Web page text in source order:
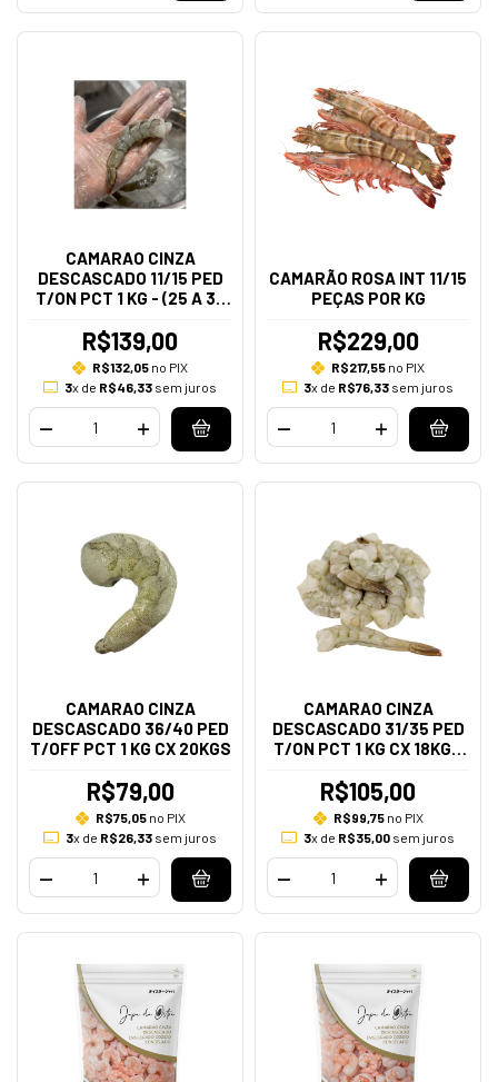
CAMARAO CINZA
DESCASCADO 11/15 PED
T/ON PCT 1 KG - (25 A 35
R$139,00
R$132,05 no PIX
3x de R$46,33 sem juros
CAMARÃO ROSA INT 11/15
PEÇAS POR KG
R$229,00
R$217,55 no PIX
3x de R$76,33 sem juros
CAMARAO CINZA
DESCASCADO 36/40 PED
T/OFF PCT 1 KG CX 20KGS
R$79,00
R$75,05no PIX
3x de R$26,33sem juros
CAMARAO CINZA
DESCASCADO 31/35 PED
T/ON PCT 1 KG CX 18KGS
R$105,00
R$99,75no PIX
3x de R$35,00sem juros